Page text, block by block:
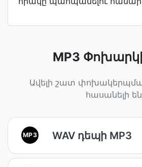
MP3
Ավելի շատ
հասանելի են
MP3 WAV դեպի MP3